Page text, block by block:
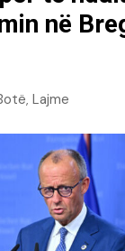
në
, Lajme